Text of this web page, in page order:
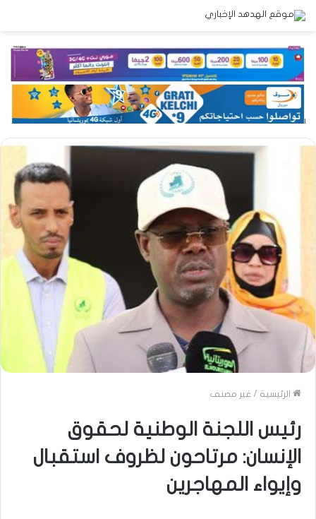
الرئيسية / غير مصنف
رئيس اللجنة الوطنية لحقوق
الإنسان: مرتاحون لظروف استقبال
وإيواء المهاجرين